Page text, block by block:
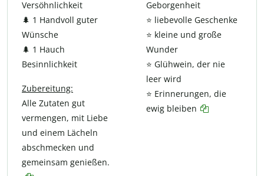
Versöhnlichkeit
🌲 1 Handvoll guter
Wünsche
🌲 1 Hauch
Besinnlichkeit
Zubereitung:
Alle Zutaten gut
vermengen, mit Liebe
und einem Lächeln
abschmecken und
gemeinsam genießen.
Geborgenheit
⭐ liebevolle Geschenke
⭐ kleine und große
Wunder
⭐ Glühwein, der nie
leer wird
⭐ Erinnerungen, die
ewig bleiben